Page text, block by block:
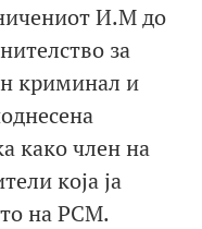
И.М до
за
криминал и
како член на
која ја
на РСМ.